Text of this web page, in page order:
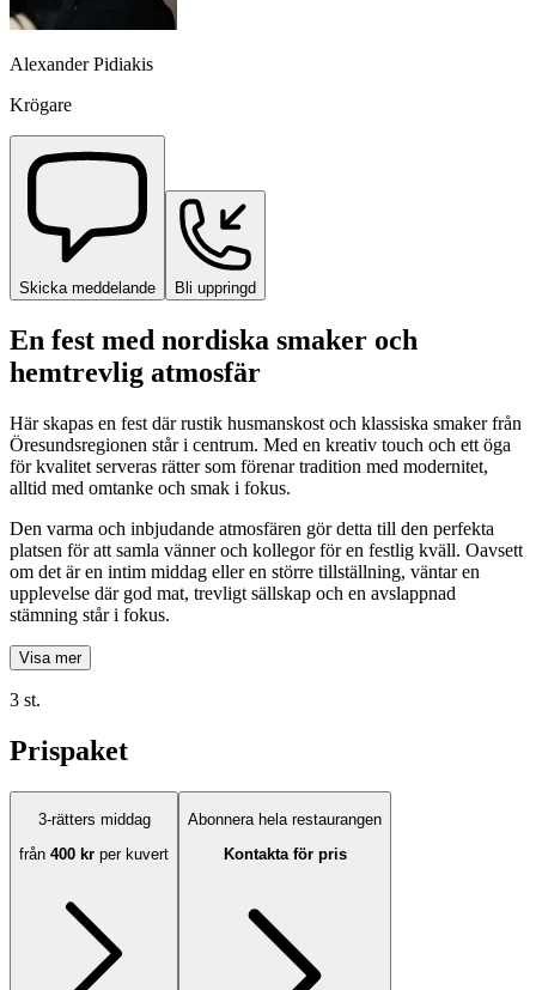
Alexander Pidiakis
Krögare
Skicka meddelande Bli uppringd
En fest med nordiska smaker och
hemtrevlig atmosfär
Här skapas en fest där rustik husmanskost och klassiska smaker från
Öresundsregionen står i centrum. Med en kreativ touch och ett öga
för kvalitet serveras rätter som förenar tradition med modernitet,
alltid med omtanke och smak i fokus.
Den varma och inbjudande atmosfären gör detta till den perfekta
platsen för att samla vänner och kollegor för en festlig kväll. Oavsett
om det är en intim middag eller en större tillställning, väntar en
upplevelse där god mat, trevligt sällskap och en avslappnad
stämning står i fokus.
Visa mer
3 st.
Prispaket
3-rätters middag
från 400 kr per kuvert
Abonnera hela restaurangen
Kontakta för pris